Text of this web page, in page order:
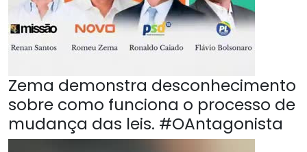
Zema demonstra desconhecimento
sobre como funciona o processo de
mudança das leis. #OAntagonista